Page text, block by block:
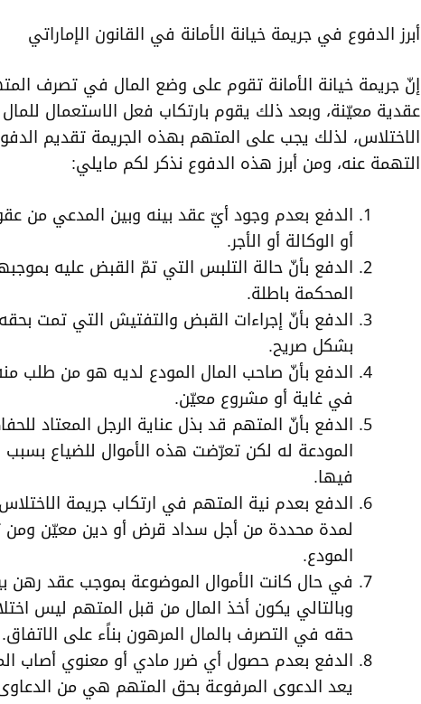
أبرز الدفوع في جريمة خيانة الأمانة في القانون الإماراتي
إنّ جريمة خيانة الأمانة تقوم على وضع المال في تصرف
عقدية معيّنة، وبعد ذلك يقوم بارتكاب فعل الاستعمال
الاختلاس، لذلك يجب على المتهم بهذه الجريمة تقديم
التهمة عنه، ومن أبرز هذه الدفوع نذكر لكم مايلي:
الدفع بعدم وجود أيّ عقد بينه وبين المدعي من
أو الوكالة أو الأجر.
الدفع بأنّ حالة التلبس التي تمّ القبض عليه
المحكمة باطلة.
الدفع بأنّ إجراءات القبض والتفتيش التي تمت
بشكل صريح.
الدفع بأنّ صاحب المال المودع لديه هو من طلب
في غاية أو مشروع معيّن.
الدفع بأنّ المتهم قد بذل عناية الرجل المعتاد
المودعة له لكن تعرّضت هذه الأموال للضياع
فيها.
الدفع بعدم نية المتهم في ارتكاب جريمة
لمدة محددة من أجل سداد قرض أو دين معيّن ومن
المودع.
في حال كانت الأموال الموضوعة بموجب عقد رهن
وبالتالي يكون أخذ المال من قبل المتهم ليس
حقه في التصرف بالمال المرهون بناًء على الاتفاق.
الدفع بعدم حصول أي ضرر مادي أو معنوي أصاب
يعد الدعوى المرفوعة بحق المتهم هي من